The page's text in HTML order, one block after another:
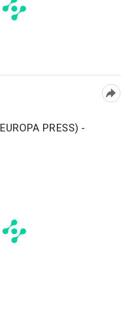
PRESS) -